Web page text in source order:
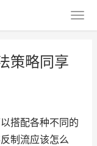
策略同享
搭配各种不同的
制流应该怎么